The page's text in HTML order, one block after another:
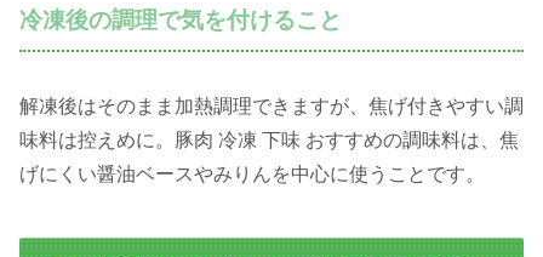
冷凍後の調理で気を付けること
解凍後はそのまま加熱調理できますが、焦げ付きやすい調
味料は控えめに。豚肉 冷凍 下味 おすすめの調味料は、焦
げにくい醤油ベースやみりんを中心に使うことです。